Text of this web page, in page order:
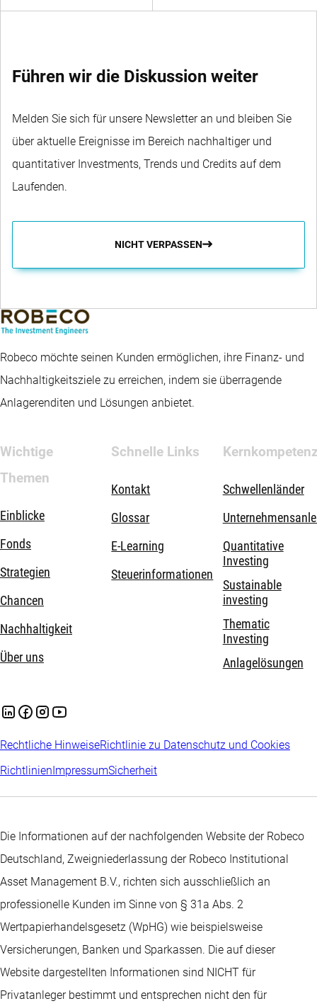
Führen wir die Diskussion weiter
Melden Sie sich für unsere Newsletter an und bleiben Sie
über aktuelle Ereignisse im Bereich nachhaltiger und
quantitativer Investments, Trends und Credits auf dem
Laufenden.
NICHT VERPASSEN
Robeco möchte seinen Kunden ermöglichen, ihre Finanz- und
Nachhaltigkeitsziele zu erreichen, indem sie überragende
Anlagerenditen und Lösungen anbietet.
Wichtige
Themen
Einblicke
Fonds
Strategien
Chancen
Nachhaltigkeit
Über uns
Schnelle Links
Kontakt
Glossar
E-Learning
Steuerinformationen
Schwellenländer
Quantitative
Investing
Sustainable
investing
Thematic
Investing
Anlagelösungen
Rechtliche HinweiseRichtlinie zu Datenschutz und Cookies
RichtlinienImpressumSicherheit
Die Informationen auf der nachfolgenden Website der Robeco
Deutschland, Zweigniederlassung der Robeco Institutional
Asset Management B.V., richten sich ausschließlich an
professionelle Kunden im Sinne von § 31a Abs. 2
Wertpapierhandelsgesetz (WpHG) wie beispielsweise
Versicherungen, Banken und Sparkassen. Die auf dieser
Website dargestellten Informationen sind NICHT für
Privatanleger bestimmt und entsprechen nicht den für